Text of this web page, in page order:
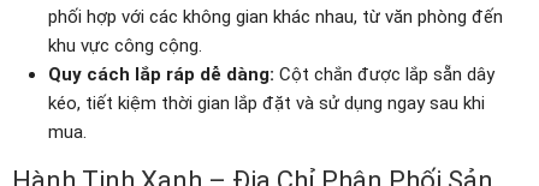
phối hợp với các không gian khác nhau, từ văn phòng đến
khu vực công cộng.
Quy cách lắp ráp dễ dàng: Cột chắn được lắp sẵn dây
kéo, tiết kiệm thời gian lắp đặt và sử dụng ngay sau khi
mua.